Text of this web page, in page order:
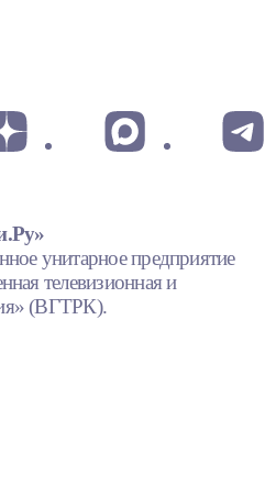
унитарное предприятие
телевизионная и
(ВГТРК).